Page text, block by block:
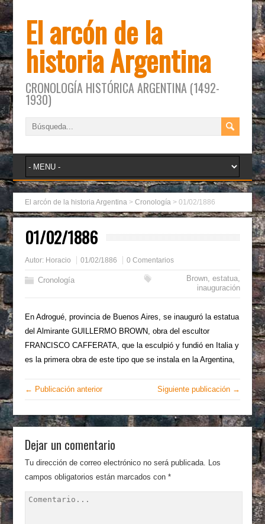
El arcón de la
historia Argentina
CRONOLOGÍA HISTÓRICA ARGENTINA (1492-
1930)
El arcón de la historia Argentina >Cronología >01/02/1886
01/02/1886
Autor: Horacio 01/02/1886 0 Comentarios
Cronología Brown, estatua,
inauguración
En Adrogué, provincia de Buenos Aires, se inauguró la estatua
del Almirante GUILLERMO BROWN, obra del escultor
FRANCISCO CAFFERATA, que la esculpió y fundió en Italia y
es la primera obra de este tipo que se instala en la Argentina,
← Publicación anterior Siguiente publicación →
Dejar un comentario
Tu dirección de correo electrónico no será publicada. Los
campos obligatorios están marcados con*